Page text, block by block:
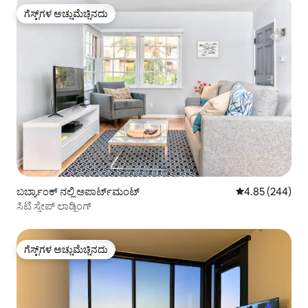
ಗೆಸ್ಟ್‌ಗಳ ಅಚ್ಚುಮೆಚ್ಚಿನದು
ಗೆಸ್ಟ್‌ಗಳ ಅಚ್ಚುಮೆಚ್ಚಿನದು
ಬರ್ಬ್ಯಾಂಕ್ ನಲ್ಲಿ ಅಪಾರ್ಟ್‌ಮಂಟ್ 5 ರಲ್ಲಿ 4.85
4.85 (244)
ಸಿಟಿ ಸ್ಕೇಪ್ ಲಾಡ್ಜಿಂಗ್
ಗೆಸ್ಟ್‌ಗಳ ಅಚ್ಚುಮೆಚ್ಚಿನದು
ಗೆಸ್ಟ್‌ಗಳ ಅಚ್ಚುಮೆಚ್ಚಿನದು